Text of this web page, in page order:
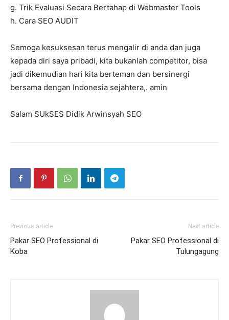
g. Trik Evaluasi Secara Bertahap di Webmaster Tools
h. Cara SEO AUDIT
Semoga kesuksesan terus mengalir di anda dan juga
kepada diri saya pribadi, kita bukanlah competitor, bisa
jadi dikemudian hari kita berteman dan bersinergi
bersama dengan Indonesia sejahtera,. amin
Salam SUkSES Didik Arwinsyah SEO
Previous article
Pakar SEO Professional di
Koba
Next article
Pakar SEO Professional di
Tulungagung